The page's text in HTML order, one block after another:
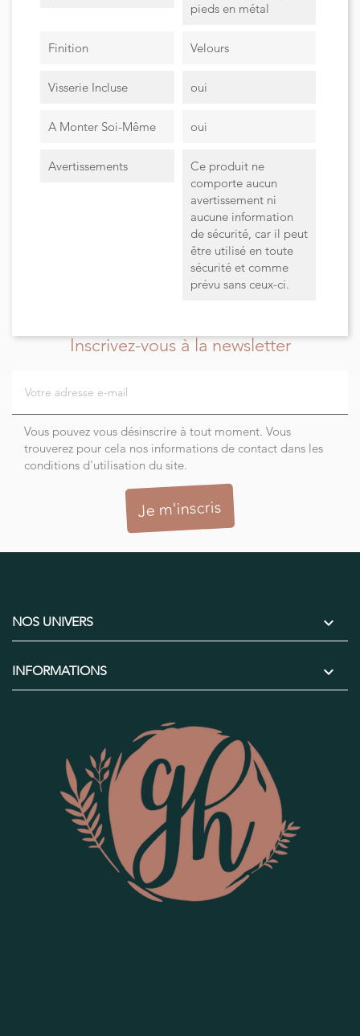
pieds en métal
Finition Velours
Visserie Incluse oui
A Monter Soi-Même oui
Avertissements
Ce produit ne
comporte aucun
avertissement ni
aucune information
de sécurité, car il peut
être utilisé en toute
sécurité et comme
prévu sans ceux-ci.
Inscrivez-vous à la newsletter
Vous pouvez vous désinscrire à tout moment. Vous
trouverez pour cela nos informations de contact dans les
conditions d'utilisation du site.
NOS UNIVERS 
INFORMATIONS 